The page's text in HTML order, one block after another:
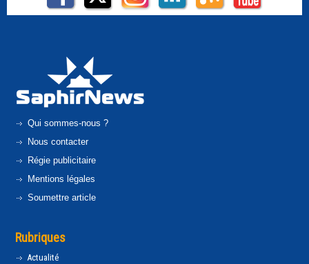
Qui sommes-nous ?
Nous contacter
Régie publicitaire
Mentions légales
Soumettre article
Rubriques
Actualité